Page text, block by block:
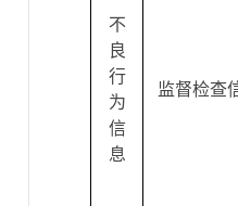
不
良
行
为
信
息
监督检查